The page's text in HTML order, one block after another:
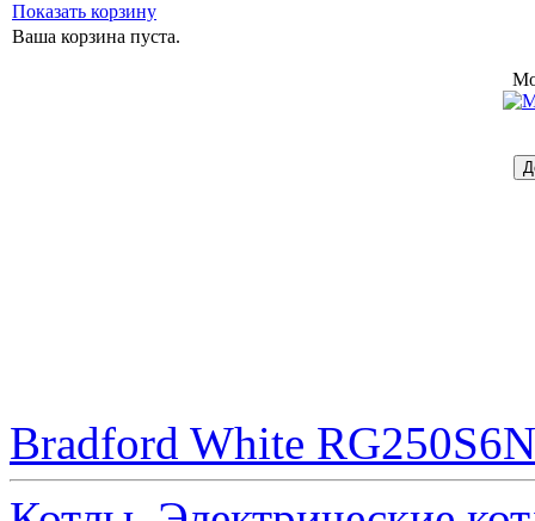
Показать корзину
Ваша корзина пуста.
Bradford White